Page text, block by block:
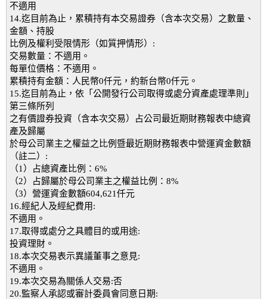
不適用
14.迄目前為止，累積持有本交易證券（含本次交易）之數量、
金額、持股
比例及權利受限情形（如質押情形）:
交易數量：不適用。
每單位價格：不適用。
累積持有金額：人民幣0仟元，約新台幣0仟元。
15.迄目前為止，依「公開發行公司取得或處分資產處理準則」
第三條所列
之有價證券投資（含本次交易）占公司最近期財務報表中總資
產及歸屬
於母公司業主之權益之比例暨最近期財務報表中營運資金數額
（註二）:
（1）占總資產比例：6%
（2）占歸屬於母公司業主之權益比例：8%
（3）營運資金數額604,621仟元
16.經紀人及經紀費用:
不適用。
17.取得或處分之具體目的或用途:
投資理財。
18.本次交易表示異議董事之意見:
不適用。
19.本次交易為關係人交易:否
20.監察人承認或審計委員會同意日期: